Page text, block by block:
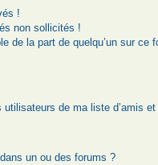
!
non sollicités !
de la part de quelqu’un sur ce
de ma liste d’amis et
un ou des forums ?